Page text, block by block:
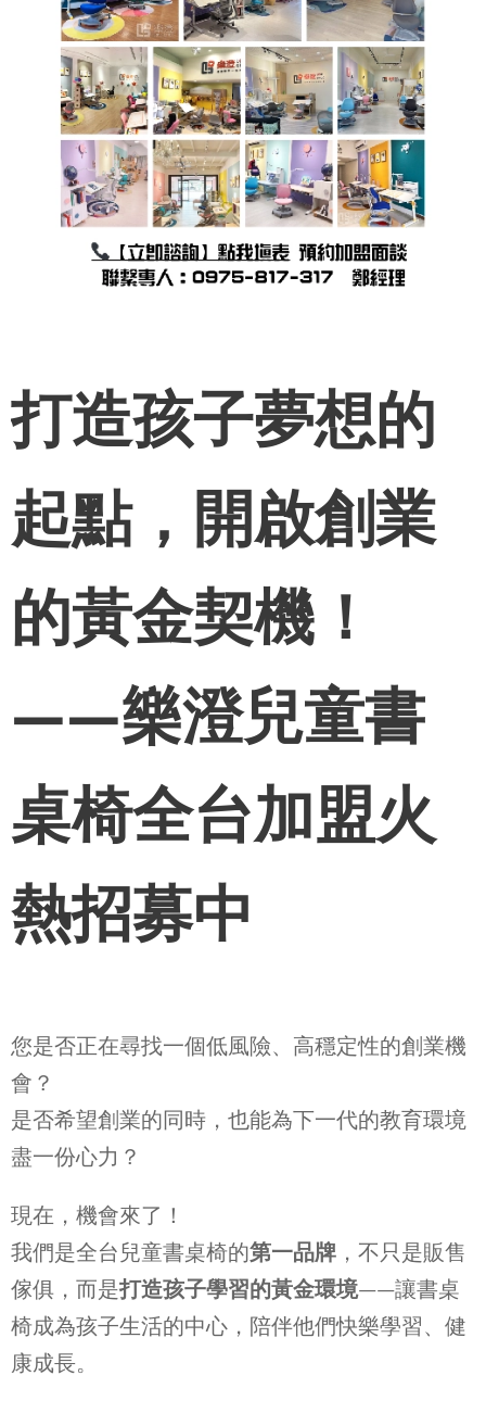
打造孩子夢想的
起點，開啟創業
的黃金契機！
——樂澄兒童書
桌椅全台加盟火
熱招募中
您是否正在尋找一個低風險、高穩定性的創業機
會？
是否希望創業的同時，也能為下一代的教育環境
盡一份心力？
現在，機會來了！
我們是全台兒童書桌椅的第一品牌 ，不只是販售
傢俱，而是打造孩子學習的黃金環境——讓書桌
椅成為孩子生活的中心，陪伴他們快樂學習、健
康成長。